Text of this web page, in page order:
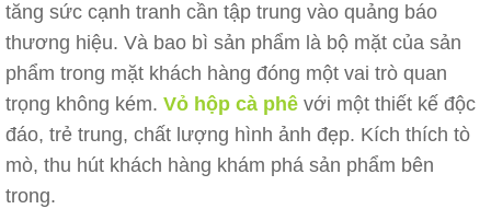
tăng sức cạnh tranh cần tập trung vào quảng báo
thương hiệu. Và bao bì sản phẩm là bộ mặt của sản
phẩm trong mặt khách hàng đóng một vai trò quan
trọng không kém. Vỏ hộp cà phê với một thiết kế độc
đáo, trẻ trung, chất lượng hình ảnh đẹp. Kích thích tò
mò, thu hút khách hàng khám phá sản phẩm bên
trong.